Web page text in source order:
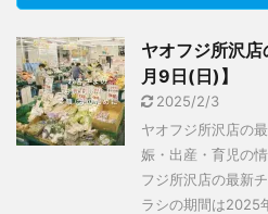
ヤオフジ所沢
月9日(日)】
2025/2/3
ヤオフジ所沢店の
娠・出産・育児の
フジ所沢店の最新
ラシの期間は2025